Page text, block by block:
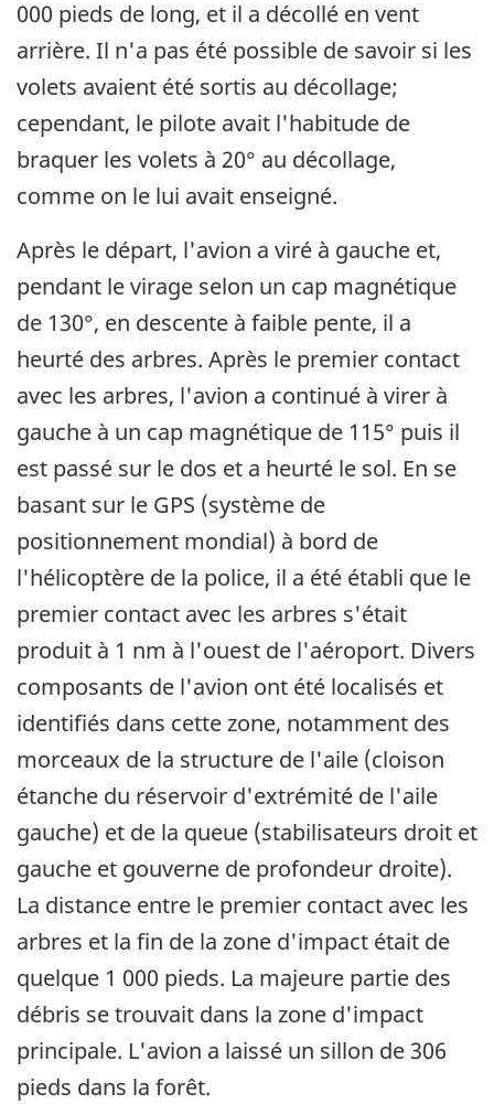
000 pieds de long, et il a décollé en vent
arrière. Il n'a pas été possible de savoir si les
volets avaient été sortis au décollage;
cependant, le pilote avait l'habitude de
braquer les volets à 20° au décollage,
comme on le lui avait enseigné.
Après le départ, l'avion a viré à gauche et,
pendant le virage selon un cap magnétique
de 130°, en descente à faible pente, il a
heurté des arbres. Après le premier contact
avec les arbres, l'avion a continué à virer à
gauche à un cap magnétique de 115° puis il
est passé sur le dos et a heurté le sol. En se
basant sur le GPS (système de
positionnement mondial) à bord de
l'hélicoptère de la police, il a été établi que le
premier contact avec les arbres s'était
produit à 1 nm à l'ouest de l'aéroport. Divers
composants de l'avion ont été localisés et
identifiés dans cette zone, notamment des
morceaux de la structure de l'aile (cloison
étanche du réservoir d'extrémité de l'aile
gauche) et de la queue (stabilisateurs droit et
gauche et gouverne de profondeur droite).
La distance entre le premier contact avec les
arbres et la fin de la zone d'impact était de
quelque 1 000 pieds. La majeure partie des
débris se trouvait dans la zone d'impact
principale. L'avion a laissé un sillon de 306
pieds dans la forêt.